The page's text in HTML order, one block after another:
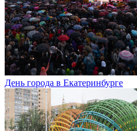
День города в Екатеринбурге